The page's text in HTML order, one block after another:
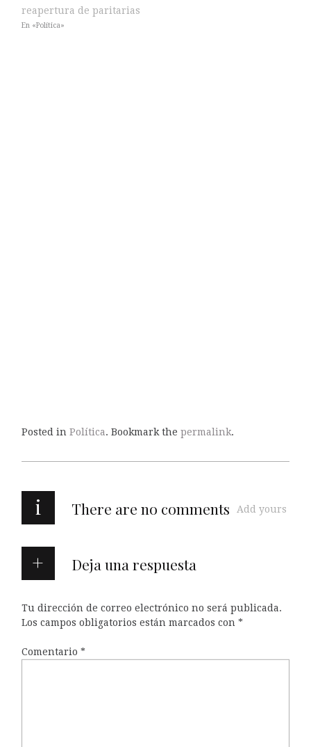
reapertura de paritarias
En «Política»
Posted in Política. Bookmark the permalink.
i There are no comments Add yours
Deja una respuesta
Tu dirección de correo electrónico no será publicada.
Los campos obligatorios están marcados con *
Comentario *